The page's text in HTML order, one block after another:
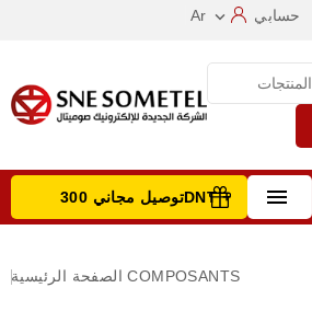
Ar  حسابي
 توصيل مجاني 300DNT +
الصفحة الرئيسية COMPOSANTS